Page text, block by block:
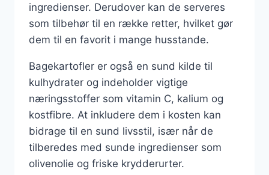
ingredienser. Derudover kan de serveres
som tilbehør til en række retter, hvilket gør
dem til en favorit i mange husstande.
Bagekartofler er også en sund kilde til
kulhydrater og indeholder vigtige
næringsstoffer som vitamin C, kalium og
kostfibre. At inkludere dem i kosten kan
bidrage til en sund livsstil, især når de
tilberedes med sunde ingredienser som
olivenolie og friske krydderurter.